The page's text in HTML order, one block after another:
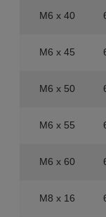
M6 x 40
M6 x 45
M6 x 50
M6 x 55
M6 x 60
M8 x 16